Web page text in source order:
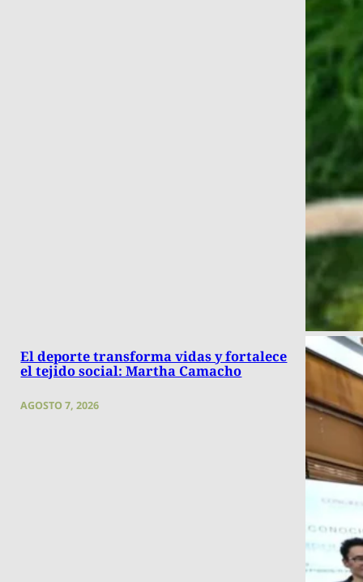
El deporte transforma vidas y fortalece
el tejido social: Martha Camacho
AGOSTO 7, 2026